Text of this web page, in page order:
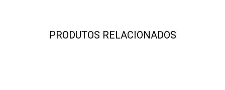
PRODUTOS RELACIONADOS